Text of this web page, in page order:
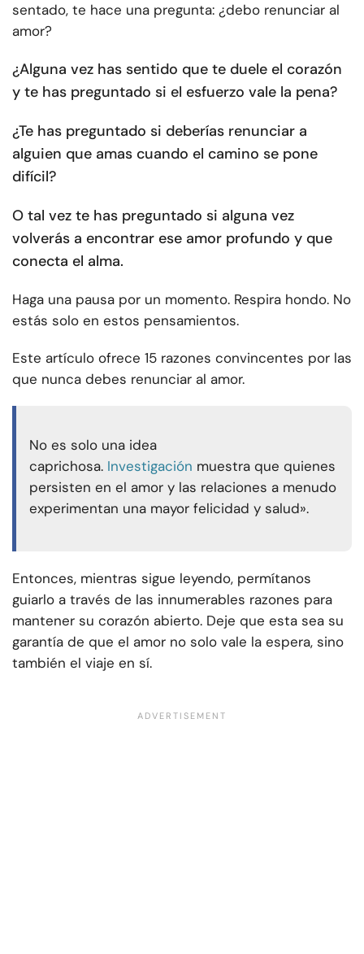
sentado, te hace una pregunta: ¿debo renunciar al
amor?
¿Alguna vez has sentido que te duele el corazón
y te has preguntado si el esfuerzo vale la pena?
¿Te has preguntado si deberías renunciar a
alguien que amas cuando el camino se pone
difícil?
O tal vez te has preguntado si alguna vez
volverás a encontrar ese amor profundo y que
conecta el alma.
Haga una pausa por un momento. Respira hondo. No
estás solo en estos pensamientos.
Este artículo ofrece 15 razones convincentes por las
que nunca debes renunciar al amor.
No es solo una idea
caprichosa. Investigación muestra que quienes
persisten en el amor y las relaciones a menudo
experimentan una mayor felicidad y salud».
Entonces, mientras sigue leyendo, permítanos
guiarlo a través de las innumerables razones para
mantener su corazón abierto. Deje que esta sea su
garantía de que el amor no solo vale la espera, sino
también el viaje en sí.